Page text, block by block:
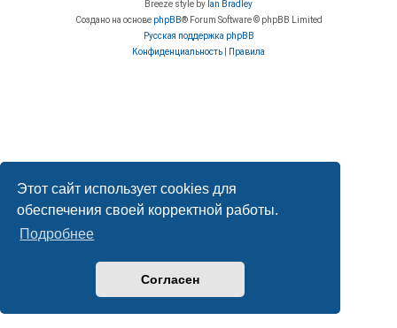
Этот сайт использует cookies для
обеспечения своей корректной работы.
Подробнее
Согласен
Breeze style by Ian Bradley
Создано на основе phpBB® Forum Software © phpBB Limited
Русская поддержка phpBB
Конфиденциальность
Правила